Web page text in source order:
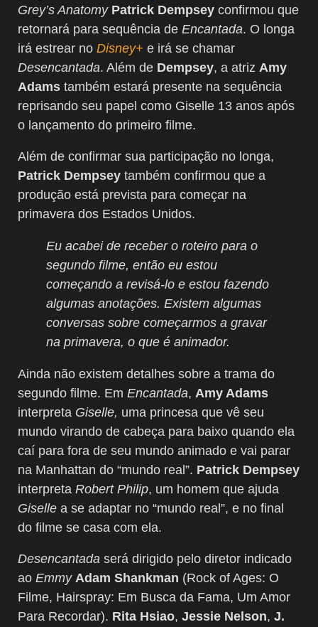
Grey’s Anatomy Patrick Dempsey confirmou que
retornará para sequência de Encantada. O longa
irá estrear no Disney+ e irá se chamar
Desencantada. Além de Dempsey, a atriz Amy
Adams também estará presente na sequência
reprisando seu papel como Giselle 13 anos após
o lançamento do primeiro filme.
Além de confirmar sua participação no longa,
Patrick Dempsey também confirmou que a
produção está prevista para começar na
primavera dos Estados Unidos.
Eu acabei de receber o roteiro para o
segundo filme, então eu estou
começando a revisá-lo e estou fazendo
algumas anotações. Existem algumas
conversas sobre começarmos a gravar
na primavera, o que é animador.
Ainda não existem detalhes sobre a trama do
segundo filme. Em Encantada, Amy Adams
interpreta Giselle, uma princesa que vê seu
mundo virando de cabeça para baixo quando ela
caí para fora de seu mundo animado e vai parar
na Manhattan do “mundo real”. Patrick Dempsey
interpreta Robert Philip, um homem que ajuda
Giselle a se adaptar no “mundo real”, e no final
do filme se casa com ela.
Desencantada será dirigido pelo diretor indicado
ao Emmy Adam Shankman (Rock of Ages: O
Filme, Hairspray: Em Busca da Fama, Um Amor
Para Recordar). Rita Hsiao, Jessie Nelson, J.